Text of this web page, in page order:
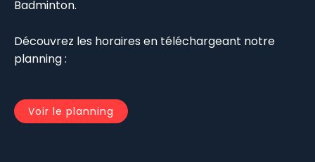
Badminton.
Découvrez les horaires en téléchargeant notre
planning :
Voir le planning